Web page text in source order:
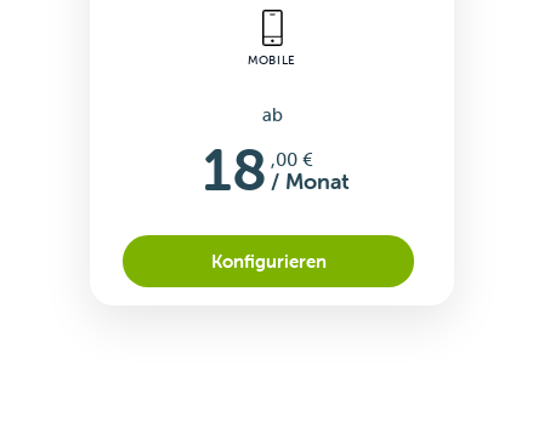
MOBILE
ab
18 ,00 €
/ Monat
Konfigurieren